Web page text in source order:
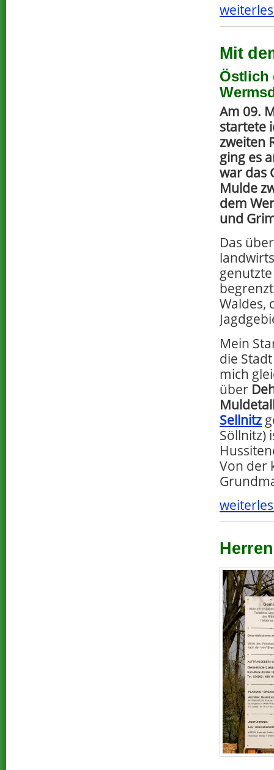
Mit
Östlich
Am 09.
startete
zweiten
ging es
war das
Mulde
dem
und
Das
Waldes,
Mein
die
mich
über
Sellnitz
Söllnitz)
Von der